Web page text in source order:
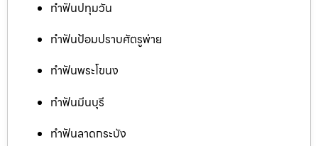
ทำฟันปทุมวัน
ทำฟันป้อมปราบศัตรูพ่าย
ทำฟันพระโขนง
ทำฟันมีนบุรี
ทำฟันลาดกระบัง